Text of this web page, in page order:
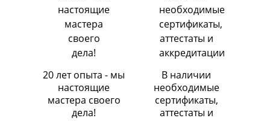
20 лет опыта - мы
настоящие
мастера своего
дела!
В наличии
необходимые
сертификаты,
аттестаты и